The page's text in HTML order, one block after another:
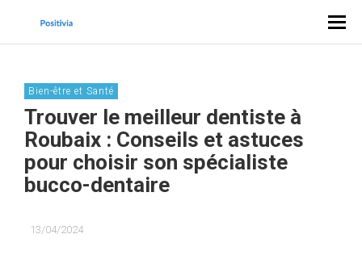
Bien-être et Santé
Trouver le meilleur dentiste à
Roubaix : Conseils et astuces
pour choisir son spécialiste
bucco-dentaire
13/04/2024